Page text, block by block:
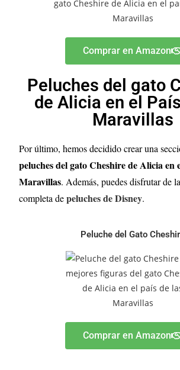
Comprar en Amazon
Peluches del gato
de Alicia en el
Maravillas
Por último, hemos decidido crear una
peluches del gato Cheshire de Alicia en
Maravillas. Además, puedes disfrutar de
completa depeluches de Disney.
Peluche del Gato
Comprar en Amazon